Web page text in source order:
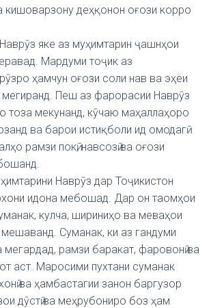
кишоварзону деҳқонон оғози корро
яке аз муҳимтарин ҷашнҳои
Мардуми тоҷик аз
ҳамчун оғози соли нав ва эҳёи
мегиранд. Пеш аз фарорасии Наврӯз
тоза мекунанд, кӯчаю маҳаллаҳоро
ва барои истиқболи ид омодагӣ
рамзи покӣ, навсозӣ ва оғози
Наврӯз дар Тоҷикистон
идона мебошад. Дар он таомҳои
кулча, шириниҳо ва меваҳои
мешаванд. Суманак, ки аз гандуми
рамзи баракат, фаровонӣ ва
аст. Маросими пухтани суманак
ва ҳамбастагии занон баргузор
дӯстӣ ва меҳрубониро боз ҳам